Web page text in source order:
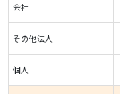
会社
その他法人
個人